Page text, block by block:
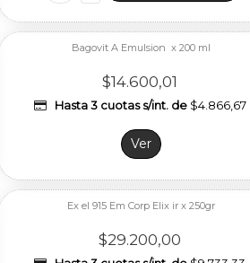
Bagovit A Emulsion x 200 ml
$14.600,01
Hasta 3 cuotas s/int. de $4.866,67
Ver
Ex el 915 Em Corp Elix ir x 250gr
$29.200,00